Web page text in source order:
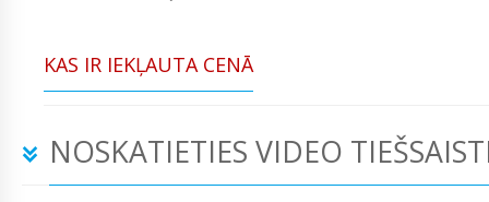
KAS IR IEKĻAUTA CENĀ
NOSKATIETIES VIDEO